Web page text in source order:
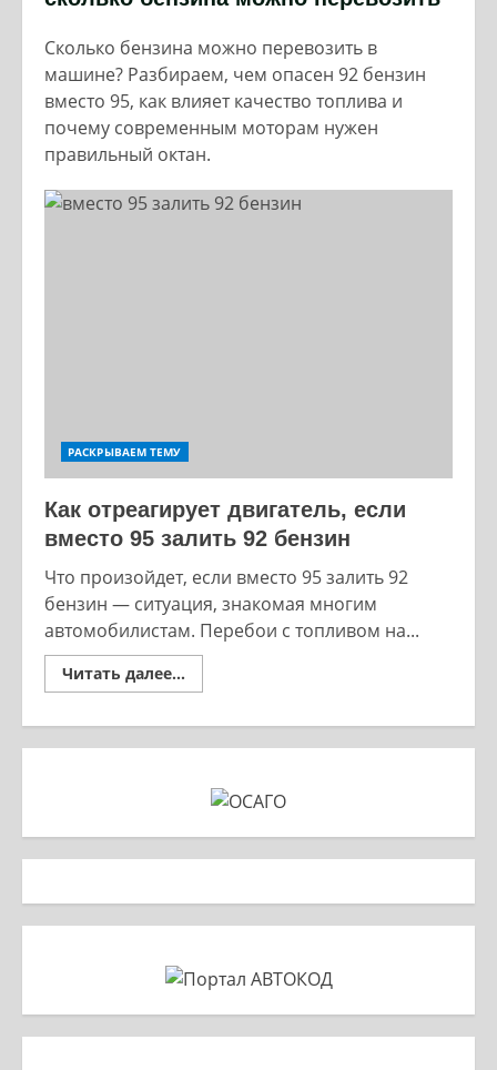
Сколько бензина можно перевозить в
машине? Разбираем, чем опасен 92 бензин
вместо 95, как влияет качество топлива и
почему современным моторам нужен
правильный октан.
РАСКРЫВАЕМ ТЕМУ
Как отреагирует двигатель, если
вместо 95 залить 92 бензин
Что произойдет, если вместо 95 залить 92
бензин — ситуация, знакомая многим
автомобилистам. Перебои с топливом на...
Читать далее...
more
двигатель,
залить
бензин